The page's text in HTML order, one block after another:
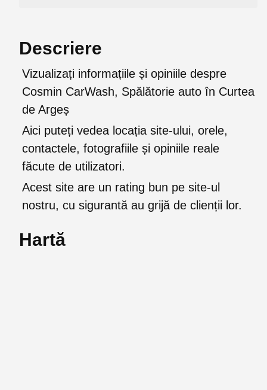
Descriere
Vizualizați informațiile și opiniile despre
Cosmin CarWash, Spălătorie auto în Curtea
de Argeș
Aici puteți vedea locația site-ului, orele,
contactele, fotografiile și opiniile reale
făcute de utilizatori.
Acest site are un rating bun pe site-ul
nostru, cu sigurantă au grijă de clienții lor.
Hartă